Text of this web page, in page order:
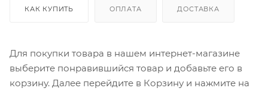
КАК КУПИТЬ ОПЛАТА ДОСТАВКА
Для покупки товара в нашем интернет-магазине
выберите понравившийся товар и добавьте его в
корзину. Далее перейдите в Корзину и нажмите на